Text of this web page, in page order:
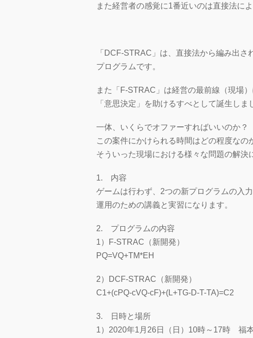
また経営者の感覚に1番近いのは直接法に
「DCF-STRAC」は、直接法から編み出
プログラムです。
また「F-STRAC」は経営の最前線（現場
「意思決定」を助けるすべとして誕生しま
一体、いくらでオファーすればいいのか？
この案件にかけられる時間はどの程度なの
そういった現場における様々な問題の解決
1. 内容
ゲームは行わず、2つの新プログラムの入
運用のための講義と実習になります。
2. プログラムの内容
1）F-STRAC（新開発）
PQ=VQ+TM*EH
2）DCF-STRAC（新開発）
C1+(cPQ-cVQ-cF)+(L+TG-D-T-TA)=C2
3. 日時と場所
1）2020年1月26日（日）10時～17時 福